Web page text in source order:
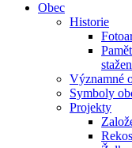
Obec
Historie
Významné
Symboly
Projekty